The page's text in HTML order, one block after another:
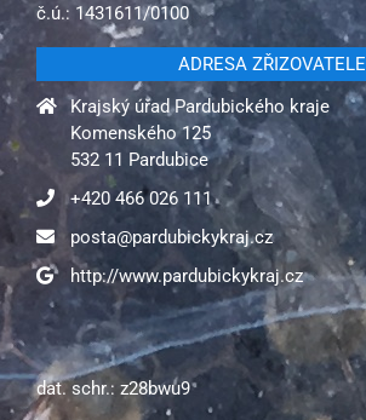
č.ú.: 1431611/0100
ADRESA ZŘIZOVATELE
Krajský úřad Pardubického kraje
Komenského 125
532 11 Pardubice
+420 466 026 111
posta@pardubickykraj.cz
http://www.pardubickykraj.cz
dat. schr.: z28bwu9